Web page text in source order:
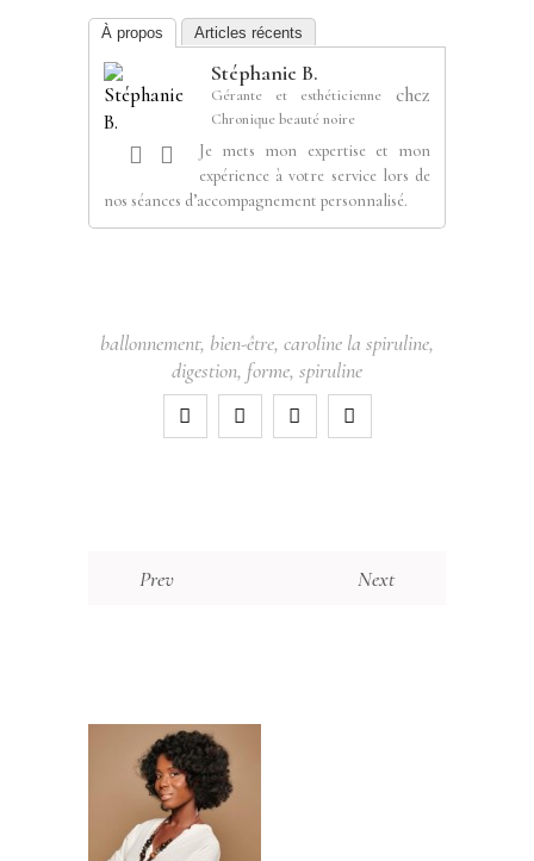
À propos Articles récents
Stéphanie B.
Gérante et esthéticienne chez
Chronique beauté noire
Je mets mon expertise et mon
expérience à votre service lors de
nos séances d’accompagnement personnalisé.
ballonnement, bien-être, caroline la spiruline,
digestion, forme, spiruline
Prev Next